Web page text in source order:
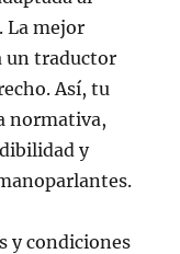
La mejor
un traductor
Así, tu
normativa,
y
y condiciones